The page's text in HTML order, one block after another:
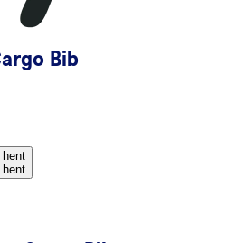
Bib
hent
hent